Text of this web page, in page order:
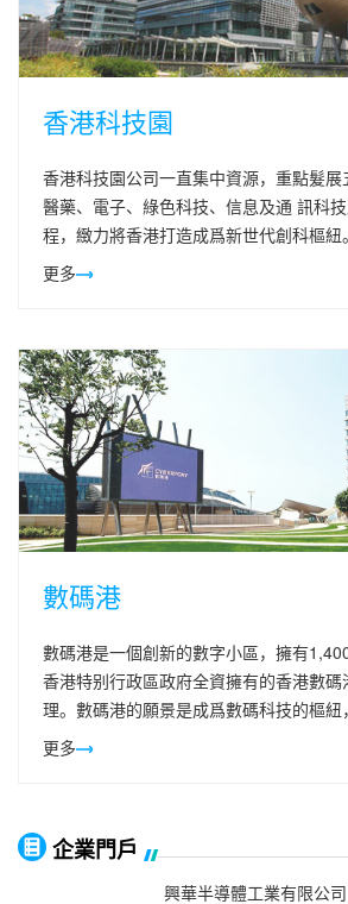
香港科技園
香港科技園公司一直集中資源，重點髮
醫藥、電子、綠色科技、信息及通 訊科技及物料與精密工
程，緻力將香港打造成爲新世代創科樞
促進創新研髮，髮展智慧城市、健康老齡
更多
數碼港
數碼港是一個創新的數字小區，擁有
香港特别行政區政府全資擁有的香港數碼港 管理有限公
理。數碼港的願景是成爲數碼科技的樞紐， 從而爲香港創
新的經濟動力。數碼港緻力培育人力，促
更多
企業門戶
興華半導體工業有限公司